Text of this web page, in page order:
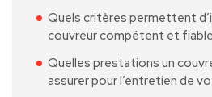
Quels critères permettent
couvreur compétent et fiable
Quelles prestations un
assurer pour l’entretien de